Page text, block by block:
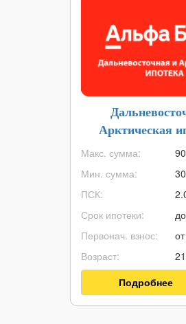
Арктическая
Альфа-
Макс. сумма:
Мин. сумма:
ПСК:
Срок ипотеки:
Первонач. взнос:
Возраст:
Подробнее